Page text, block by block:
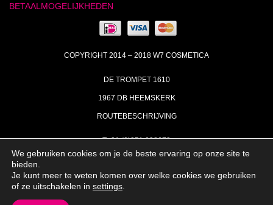
BETAALMOGELIJKHEDEN
COPYRIGHT 2014 – 2018 W7 COSMETICA
DE TROMPET 1610
1967 DB HEEMSKERK
ROUTEBESCHRIJVING
T+31 (0)251 238673
MA | DI | DO VAN 09:00 – 17:00
INFO@W7COSMETICA.NL
We gebruiken cookies om je de beste ervaring op onze site te
bieden.
Je kunt meer te weten komen over welke cookies we gebruiken
of ze uitschakelen in settings